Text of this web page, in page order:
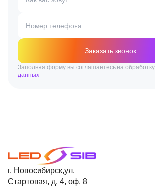
Номер телефона
Заказать звонок
Заполняя форму вы соглашаетесь на обработку
данных
г. Новосибирск,ул.
Стартовая, д. 4, оф. 8